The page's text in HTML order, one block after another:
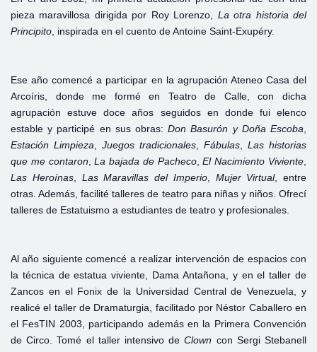
pieza maravillosa dirigida por Roy Lorenzo, La otra historia del
Principito , inspirada en el cuento de Antoine Saint-Exupéry.
Ese año comencé a participar en la agrupación Ateneo Casa del
Arcoíris, donde me formé en Teatro de Calle, con dicha
agrupación estuve doce años seguidos en donde fui elenco
estable y participé en sus obras:Don Basurón y Doña Escoba
Estación Limpieza Juegos tradicionales Fábulas Las historias
que me contaron ,La bajada de Pacheco,El Nacimiento Viviente
Las Heroínas, Las Maravillas del Imperio, Mujer Virtual, entre
otras. Además, facilité talleres de teatro para niñas y niños. Ofrecí
talleres de Estatuismo a estudiantes de teatro y profesionales.
Al año siguiente comencé a realizar intervención de espacios con
la técnica de estatua viviente, Dama Antañona, y en el taller de
Zancos en el Fonix de la Universidad Central de Venezuela, y
realicé el taller de Dramaturgia, facilitado por Néstor Caballero en
el FesTIN 2003, participando además en la Primera Convención
de Circo. Tomé el taller intensivo deClown con Sergi Stebanell